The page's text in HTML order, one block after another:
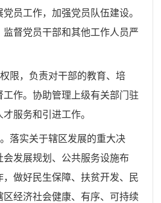
员工作，加强党员队伍建设。
督党员干部和其他工作人员严
限，负责对干部的教育、培
作。协助管理上级有关部门驻
服务和引进工作。
落实关于辖区发展的重大决
发展规划、公共服务设施布
，做好民生保障、扶贫开发、民
经济社会健康、有序、可持续